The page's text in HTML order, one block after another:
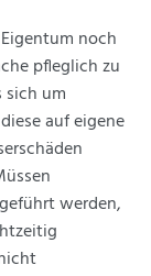
noch
pfleglich zu
sich um
auf eigene
werden,